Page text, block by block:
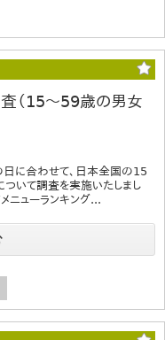
（15～59歳の男女
に合わせて、日本全国の15
いて調査を実施いたしまし
ニューランキング...